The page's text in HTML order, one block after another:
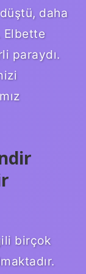
daha
Elbette
paraydı.
birçok